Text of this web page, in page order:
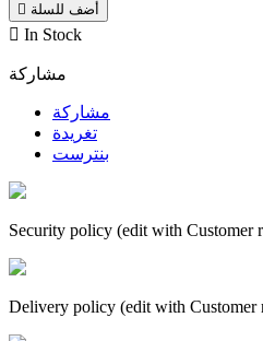
 أضف للسلة
 In Stock
مشاركة
مشاركة
تغريدة
بنترست
Security policy (edit with Customer
Delivery policy (edit with Customer